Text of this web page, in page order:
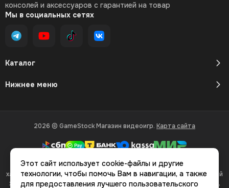
Каталог
Нижнее меню
консолей и аксессуаров с гарантией на товар
Мы в социальных сетях
2026 © GameStock Магазин видеоигр. Карта сайта
Вся представленная на сайте информация, касающаяся
характеристик, стоимости товаров и услуг, носит информационный
характер и ни при каких условиях не является публичной офертой,
Этот сайт использует cookie-файлы и другие
технологии, чтобы помочь Вам в навигации, а также
для предоставления лучшего пользовательского